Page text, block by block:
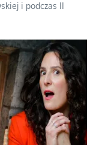
i podczas II